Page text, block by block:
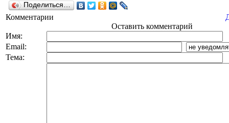
Поделиться…
Комментарии
Оставить комментарий
Имя:
Email:
Тема: